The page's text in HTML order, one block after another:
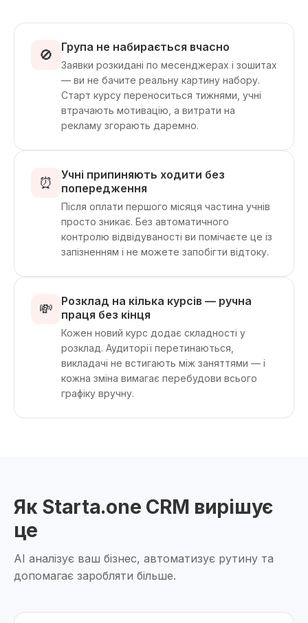
🚫 Група не набирається вчасно
Заявки розкидані по месенджерах і зошитах
— ви не бачите реальну картину набору.
Старт курсу переноситься тижнями, учні
втрачають мотивацію, а витрати на
рекламу згорають даремно.
⏰
Учні припиняють ходити без
попередження
Після оплати першого місяця частина учнів
просто зникає. Без автоматичного
контролю відвідуваності ви помічаєте це із
запізненням і не можете запобігти відтоку.
💸
Розклад на кілька курсів — ручна
праця без кінця
Кожен новий курс додає складності у
розклад. Аудиторії перетинаються,
викладачі не встигають між заняттями — і
кожна зміна вимагає перебудови всього
графіку вручну.
Як Starta.one CRM вирішує
це
AI аналізує ваш бізнес, автоматизує рутину та
допомагає заробляти більше.